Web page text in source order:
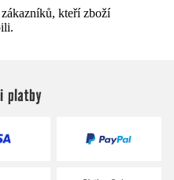
kteří zboží
platby